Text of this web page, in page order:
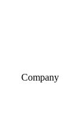
Company